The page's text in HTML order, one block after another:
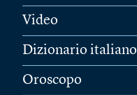
Video
Dizionario italiano
Oroscopo